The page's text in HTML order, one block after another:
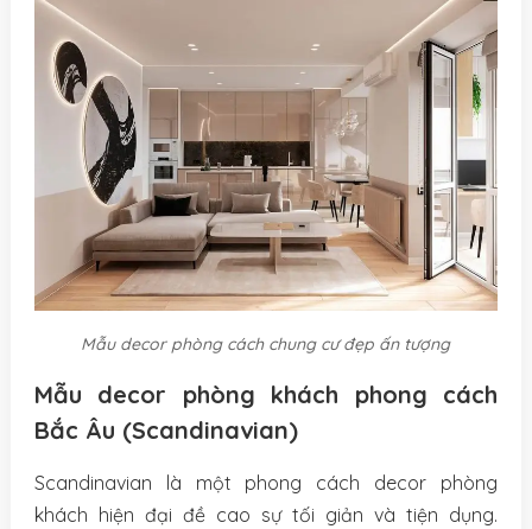
Mẫu decor phòng cách chung cư đẹp ấn tượng
Mẫu decor phòng khách phong cách
Bắc Âu (Scandinavian)
Scandinavian là một phong cách decor phòng
khách hiện đại đề cao sự tối giản và tiện dụng.